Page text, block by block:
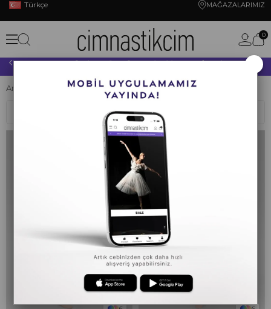
Türkçe MAĞAZALARIMIZ
0
10.000 TL VE ÜZERİ YAPACAĞINIZ TÜM ALIŞVERİŞLERİNİZDE KARGO ÜCRETSİZ!
Anasayfa BALE BALE KIYAFETLERİ Bale Sweatshirt